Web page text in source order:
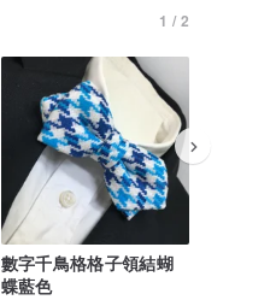
1 / 2
數字千鳥格格子領結蝴
蝶藍色